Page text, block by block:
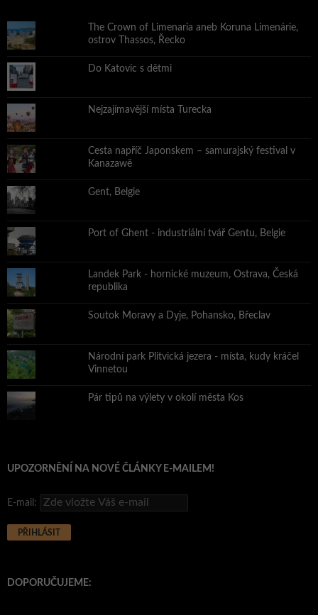
The Crown of Limenaria aneb Koruna Limenárie,
ostrov Thassos, Řecko
Do Katovic s dětmi
Nejzajímavější místa Turecka
Cesta napříč Japonskem – samurajský festival v
Kanazawě
Gent, Belgie
Port of Ghent - industriální tvář Gentu, Belgie
Landek Park - hornické muzeum, Ostrava, Česká
republika
Soutok Moravy a Dyje, Pohansko, Břeclav
Národní park Plitvická jezera - místa, kudy kráčel
Vinnetou
Pár tipů na výlety v okolí města Kos
UPOZORNĚNÍ NA NOVÉ ČLÁNKY E-MAILEM!
E-mail:
DOPORUČUJEME: